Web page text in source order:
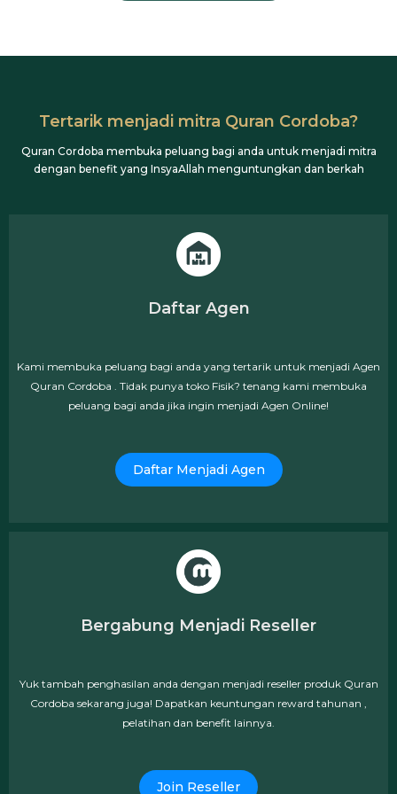
Tertarik menjadi mitra Quran Cordoba?
Quran Cordoba membuka peluang bagi anda untuk menjadi mitra
dengan benefit yang InsyaAllah menguntungkan dan berkah
Daftar Agen
Kami membuka peluang bagi anda yang tertarik untuk menjadi Agen
Quran Cordoba . Tidak punya toko Fisik? tenang kami membuka
peluang bagi anda jika ingin menjadi Agen Online!
Daftar Menjadi Agen
Bergabung Menjadi Reseller
Yuk tambah penghasilan anda dengan menjadi reseller produk Quran
Cordoba sekarang juga! Dapatkan keuntungan reward tahunan ,
pelatihan dan benefit lainnya.
Join Reseller